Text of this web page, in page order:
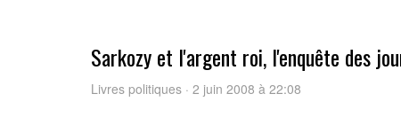
Sarkozy et l'argent roi, l'enquête des
Livres politiques · 2 juin 2008 à 22:08